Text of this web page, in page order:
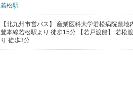
若松駅
【北九州市営バス】 産業医科大学若松病院敷
豊本線若松駅より 徒歩15分 【若戸渡船】 若松
り 徒歩3分